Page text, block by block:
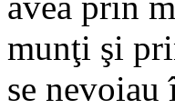
munţi şi
se nevoiau